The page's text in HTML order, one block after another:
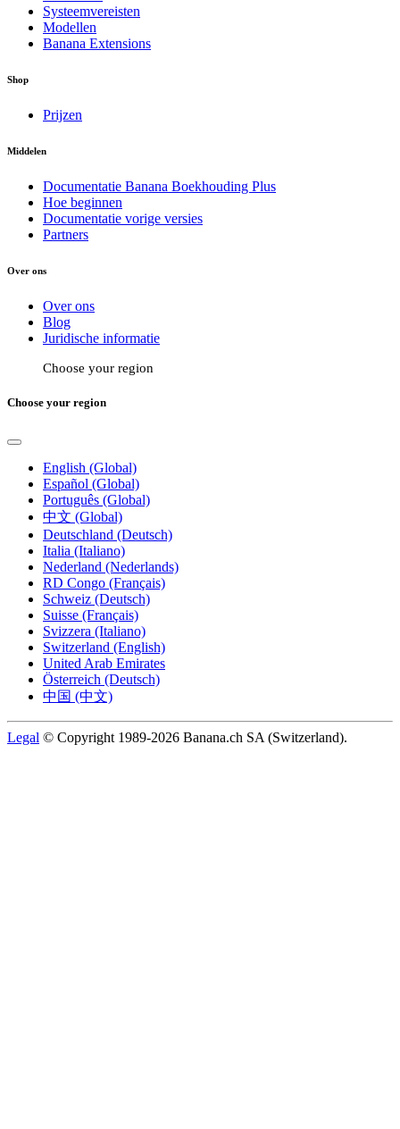
Systeemvereisten
Modellen
Banana Extensions
Shop
Prijzen
Middelen
Documentatie Banana Boekhouding Plus
Hoe beginnen
Documentatie vorige versies
Partners
Over ons
Over ons
Blog
Juridische informatie
Choose your region
Choose your region
English (Global)
Español (Global)
Português (Global)
中文 (Global)
Deutschland (Deutsch)
Italia (Italiano)
Nederland (Nederlands)
RD Congo (Français)
Schweiz (Deutsch)
Suisse (Français)
Svizzera (Italiano)
Switzerland (English)
United Arab Emirates
Österreich (Deutsch)
中国 (中文)
Legal © Copyright 1989-2026 Banana.ch SA (Switzerland).